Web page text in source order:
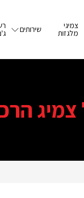
צמיגי
מלגזות שירותים